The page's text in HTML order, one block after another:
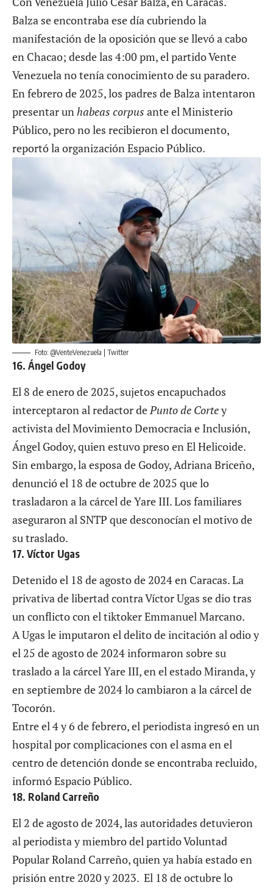
Balza se encontraba ese día cubriendo la
manifestación de la oposición que se llevó a cabo
en Chacao; desde las 4:00 pm, el partido Vente
Venezuela no tenía conocimiento de su paradero.
En febrero de 2025, los padres de Balza intentaron
presentar un habeas corpus ante el Ministerio
Público, pero no les recibieron el documento,
reportó la organización Espacio Público.
Foto: @VenteVenezuela | Twitter
16. Ángel Godoy
El 8 de enero de 2025, sujetos encapuchados
interceptaron al redactor de Punto de Cortey
activista del Movimiento Democracia e Inclusión,
Ángel Godoy, quien estuvo preso en El Helicoide.
Sin embargo, la esposa de Godoy, Adriana Briceño,
denunció el 18 de octubre de 2025 que lo
trasladaron a la cárcel de Yare III. Los familiares
aseguraron al SNTP que desconocían el motivo de
su traslado.
17. Víctor Ugas
Detenido el 18 de agosto de 2024 en Caracas. La
privativa de libertad contra Víctor Ugas se dio tras
un conflicto con el tiktoker Emmanuel Marcano.
A Ugas le imputaron el delito de incitación al odio y
el 25 de agosto de 2024 informaron sobre su
traslado a la cárcel Yare III, en el estado Miranda, y
en septiembre de 2024 lo cambiaron a la cárcel de
Tocorón.
Entre el 4 y 6 de febrero, el periodista ingresó en un
hospital por complicaciones con el asma en el
centro de detención donde se encontraba recluido,
informóEspacio Público.
18. Roland Carreño
El 2 de agosto de 2024, las autoridades detuvieron
al periodista y miembro del partido Voluntad
Popular Roland Carreño, quien ya había estado en
prisión entre 2020 y 2023. El 18 de octubre lo